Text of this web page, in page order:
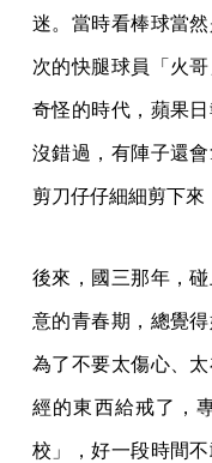
迷。當時看棒球當
次的快腿球員「火
奇怪的時代，蘋果
沒錯過，有陣子還
剪刀仔仔細細剪下來
後來，國三那年，
意的青春期，總覺
為了不要太傷心、
經的東西給戒了，
校」，好一段時間